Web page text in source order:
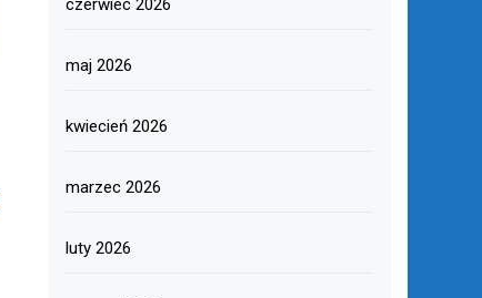
czerwiec 2026
maj 2026
kwiecień 2026
marzec 2026
luty 2026